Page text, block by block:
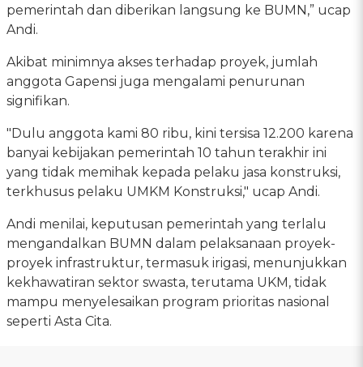
pemerintah dan diberikan langsung ke BUMN,” ucap
Andi.
Akibat minimnya akses terhadap proyek, jumlah
anggota Gapensi juga mengalami penurunan
signifikan.
"Dulu anggota kami 80 ribu, kini tersisa 12.200 karena
banyai kebijakan pemerintah 10 tahun terakhir ini
yang tidak memihak kepada pelaku jasa konstruksi,
terkhusus pelaku UMKM Konstruksi," ucap Andi.
Andi menilai, keputusan pemerintah yang terlalu
mengandalkan BUMN dalam pelaksanaan proyek-
proyek infrastruktur, termasuk irigasi, menunjukkan
kekhawatiran sektor swasta, terutama UKM, tidak
mampu menyelesaikan program prioritas nasional
seperti Asta Cita.